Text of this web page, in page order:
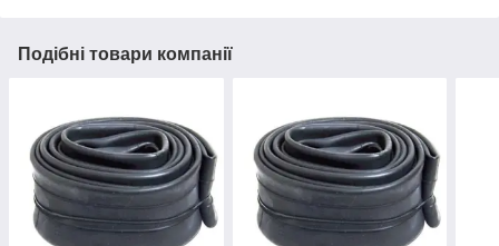
Подібні товари компанії